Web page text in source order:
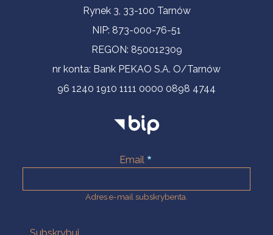
Informacje kontaktoweRynek 3, 33-100 Tarnów
NIP: 873-000-76-51
REGON: 850012309
nr konta: Bank PEKAO S.A. O/Tarnów
96 1240 1910 1111 0000 0898 4744
Email
Adres e-mail subskrybenta.